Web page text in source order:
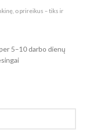
o prireikus – tiks ir
5–10 darbo dienų